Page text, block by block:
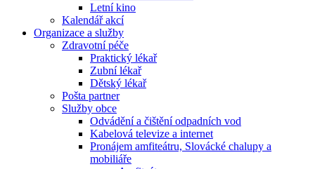
Letní kino
Kalendář akcí
Organizace a služby
Zdravotní péče
Praktický lékař
Zubní lékař
Dětský lékař
Pošta partner
Služby obce
Odvádění a čištění odpadních vod
Kabelová televize a internet
Pronájem amfiteátru, Slovácké chalupy a
mobiliáře